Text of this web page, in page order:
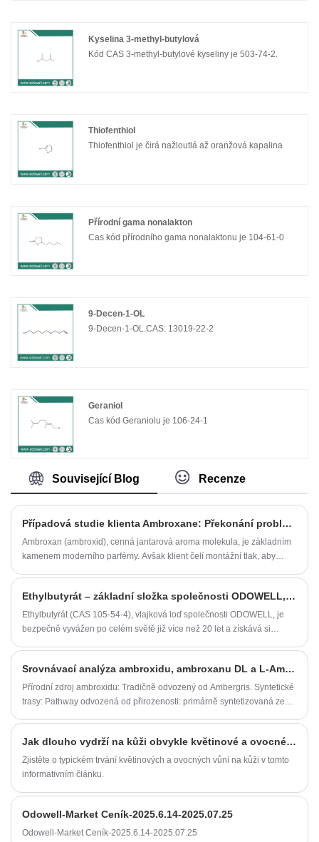
Kyselina 3-methyl-butylová
Kód CAS 3-methyl-butylové kyseliny je 503-74-2.
Thiofenthiol
Thiofenthiol je čirá nažloutlá až oranžová kapalina
Přírodní gama nonalakton
Cas kód přírodního gama nonalaktonu je 104-61-0
9-Decen-1-OL
9-Decen-1-OL.CAS: 13019-22-2
Geraniol
Cas kód Geraniolu je 106-24-1
Související Blog Recenze
Případová studie klienta Ambroxane: Překonání problémů s udržitelností s Ambroxanem Odoewell Biobase
Ambroxan (ambroxid), cenná jantarová aroma molekula, je základním
kamenem moderního parfémy. Avšak klient čelí montážní tlak, aby
Ethylbutyrát – základní složka společnosti ODOWELL, bezpečně vyvážená po dobu 20 let, posilující inovaci chuti potravin
Ethylbutyrát (CAS 105-54-4), vlajková loď společnosti ODOWELL, je
bezpečně vyvážen po celém světě již více než 20 let a získává si
Srovnávací analýza ambroxidu, ambroxanu DL a L-Ambroxu
Přírodní zdroj ambroxidu: Tradičně odvozený od Ambergris. Syntetické
trasy: Pathway odvozená od přirozenosti: primárně syntetizovaná ze
Jak dlouho vydrží na kůži obvykle květinové a ovocné vůně?
Zjistěte o typickém trvání květinových a ovocných vůní na kůži v tomto
informativním článku.
Odowell-Market Ceník-2025.6.14-2025.07.25
Odowell-Market Ceník-2025.6.14-2025.07.25